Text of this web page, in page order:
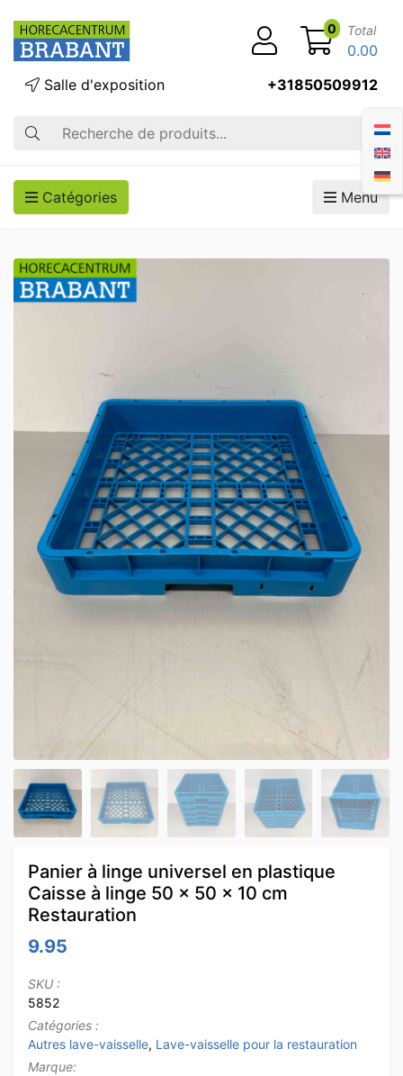
Recherche
Salle d'exposition +31850509912
0 Total
0.00
Catégories Menu
Panier à linge universel en plastique
Caisse à linge 50 x 50 x 10 cm
Restauration
9.95
SKU :
5852
Catégories :
Autres lave-vaisselle, Lave-vaisselle pour la restauration
Marque: